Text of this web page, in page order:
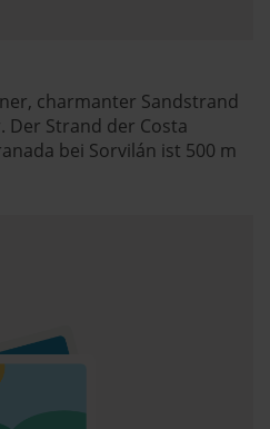
charmanter Sandstrand
Der Strand der Costa
bei Sorvilán ist 500 m